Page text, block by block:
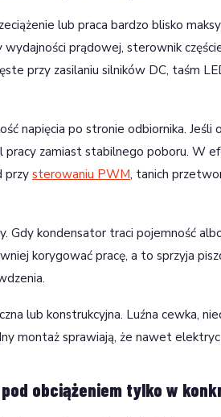
lub praca bardzo blisko
wydajności prądowej, sterownik
przy zasilaniu silników DC, taśm
napięcia po stronie odbiornika.
pracy zamiast stabilnego poboru. W
przysterowaniu PWM, tanich
Gdy kondensator traci pojemność
korygować pracę, a to sprzyja
lub konstrukcyjna. Luźna cewka,
montaż sprawiają, że nawet
obciążeniem tylko w